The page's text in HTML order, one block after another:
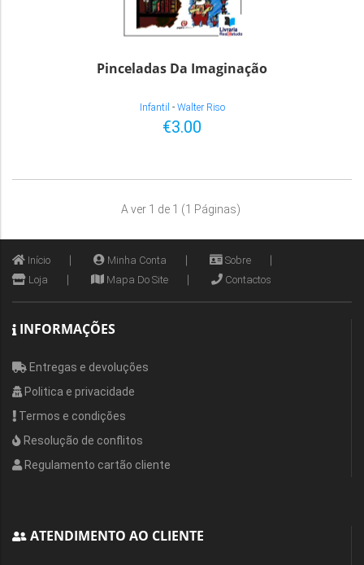
Pinceladas Da Imaginação
Infantil - Walter Riso
€3.00
A ver 1 de 1 (1 Páginas)
Início Minha Conta
Sobre
Loja
Mapa Do Site Contactos
INFORMAÇÕES
Entregas e devoluções
Politica e privacidade
Termos e condições
Resolução de conflitos
Regulamento cartão cliente
ATENDIMENTO AO CLIENTE